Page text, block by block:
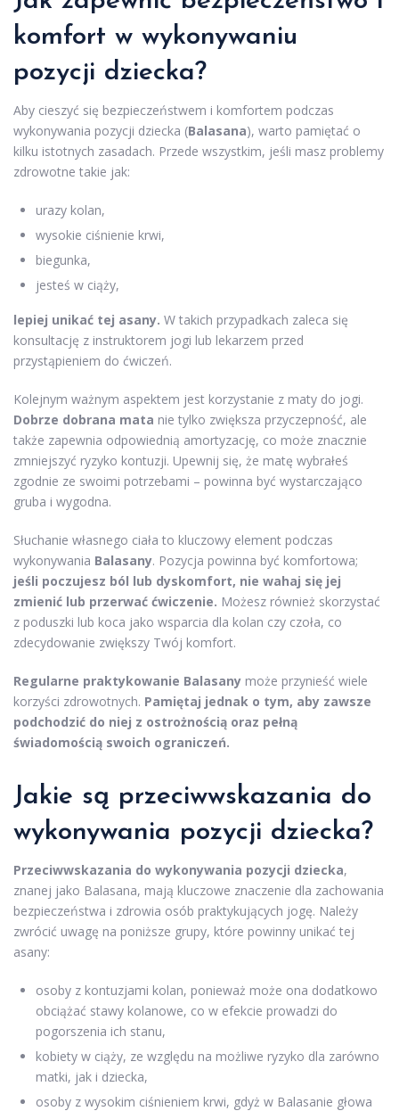
komfort w wykonywaniu
pozycji dziecka?
Aby cieszyć się bezpieczeństwem i komfortem podczas
wykonywania pozycji dziecka (Balasana), warto pamiętać o
kilku istotnych zasadach. Przede wszystkim, jeśli masz problemy
zdrowotne takie jak:
urazy kolan,
wysokie ciśnienie krwi,
biegunka,
jesteś w ciąży,
lepiej unikać tej asany. W takich przypadkach zaleca się
konsultację z instruktorem jogi lub lekarzem przed
przystąpieniem do ćwiczeń.
Kolejnym ważnym aspektem jest korzystanie z maty do jogi.
Dobrze dobrana mata nie tylko zwiększa przyczepność, ale
także zapewnia odpowiednią amortyzację, co może znacznie
zmniejszyć ryzyko kontuzji. Upewnij się, że matę wybrałeś
zgodnie ze swoimi potrzebami – powinna być wystarczająco
gruba i wygodna.
Słuchanie własnego ciała to kluczowy element podczas
wykonywania Balasany. Pozycja powinna być komfortowa;
jeśli poczujesz ból lub dyskomfort, nie wahaj się jej
zmienić lub przerwać ćwiczenie. Możesz również skorzystać
z poduszki lub koca jako wsparcia dla kolan czy czoła, co
zdecydowanie zwiększy Twój komfort.
Regularne praktykowanie Balasany może przynieść wiele
korzyści zdrowotnych. Pamiętaj jednak o tym, aby zawsze
podchodzić do niej z ostrożnością oraz pełną
świadomością swoich ograniczeń.
Jakie są przeciwwskazania do
wykonywania pozycji dziecka?
Przeciwwskazania do wykonywania pozycji dziecka,
znanej jako Balasana, mają kluczowe znaczenie dla zachowania
bezpieczeństwa i zdrowia osób praktykujących jogę. Należy
zwrócić uwagę na poniższe grupy, które powinny unikać tej
asany:
osoby z kontuzjami kolan, ponieważ może ona dodatkowo
obciążać stawy kolanowe, co w efekcie prowadzi do
pogorszenia ich stanu,
kobiety w ciąży, ze względu na możliwe ryzyko dla zarówno
matki, jak i dziecka,
osoby z wysokim ciśnieniem krwi, gdyż w Balasanie głowa